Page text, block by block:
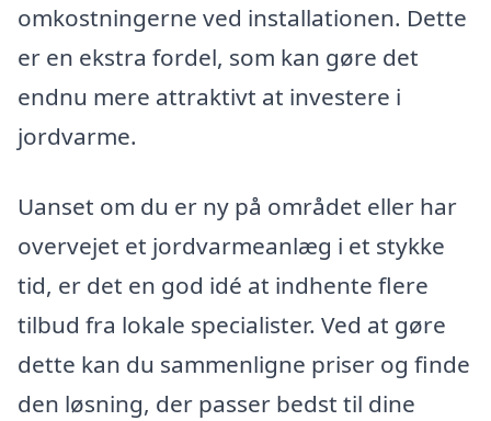
omkostningerne ved installationen. Dette
er en ekstra fordel, som kan gøre det
endnu mere attraktivt at investere i
jordvarme.
Uanset om du er ny på området eller har
overvejet et jordvarmeanlæg i et stykke
tid, er det en god idé at indhente flere
tilbud fra lokale specialister. Ved at gøre
dette kan du sammenligne priser og finde
den løsning, der passer bedst til dine